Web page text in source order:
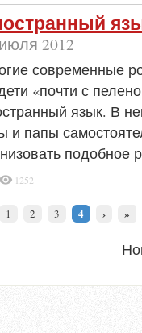
2012
современные
«почти с
язык. В
и папы
подобное
1252
1 2 3 4 › »